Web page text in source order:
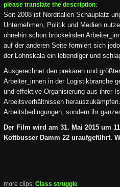
please translate the description:
Seit 2008 ist Norditalien Schauplatz
Unternehmen, Politik und Medien
ohnehin schon bröckelnden
auf der anderen Seite formiert sich
der Lohnskala ein lebendiger und
Ausgerechnet den prekären und
Arbeiter_innen in der Logistikbranche
und effektive Organisierung aus ihrer
Arbeitsverhältnissen
Arbeitsbedingungen, sondern ihr
Der Film wird am 31. Mai 2015 um
Kottbusser Damm 22 uraufgeführt.
more clips: Class struggle